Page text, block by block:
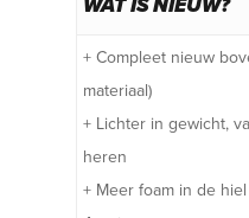
WAT IS NIEUW?
+ Compleet nieuw
materiaal)
+ Lichter in gewicht,
heren
+ Meer foam in de